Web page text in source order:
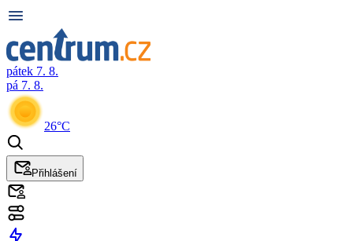
pátek 7. 8.
pá 7. 8.
26°C
Přihlášení